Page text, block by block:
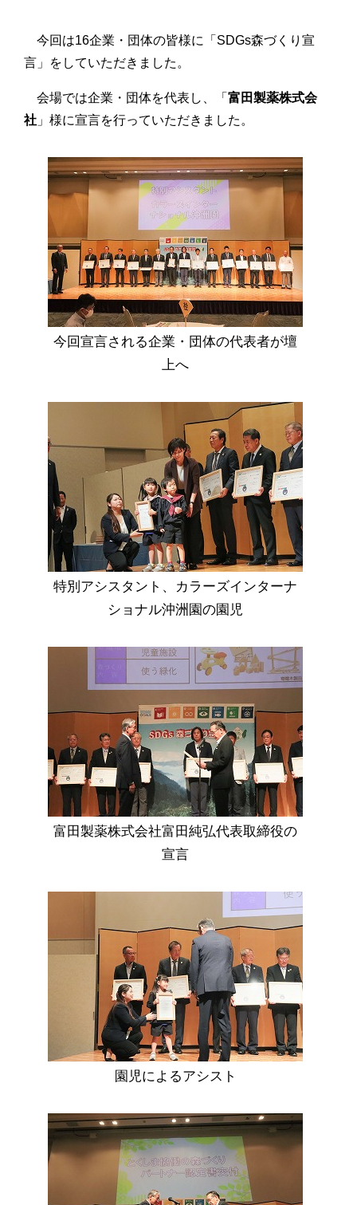
今回は16企業・団体の皆様に「SDGs森づくり宣
言」をしていただきました。
会場では企業・団体を代表し、「 富田製薬株式会
社 」様に宣言を行っていただきました。
今回宣言される企業・団体の代表者が壇
上へ
特別アシスタント、カラーズインターナ
ショナル沖洲園の園児
富田製薬株式会社富田純弘代表取締役の
宣言
園児によるアシスト